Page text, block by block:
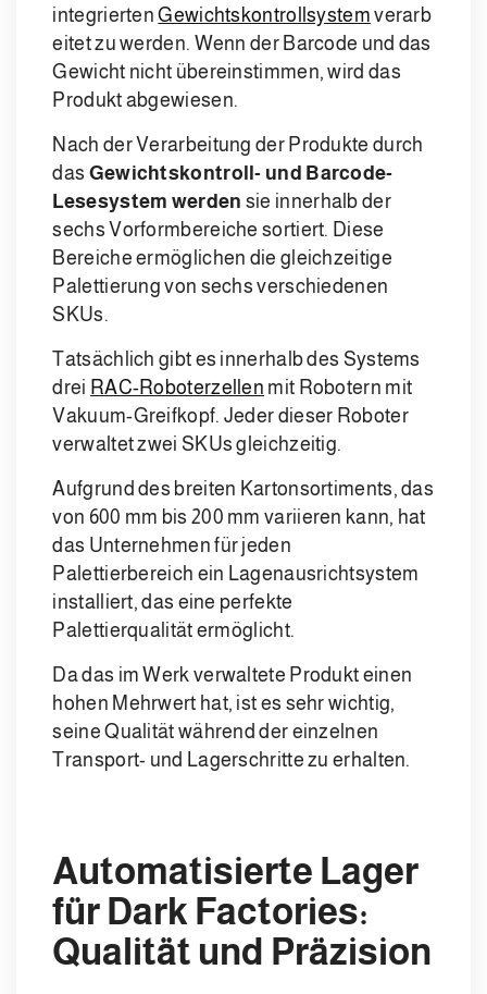
integriertenGewichtskontrollsystem verarb
eitet zu werden. Wenn der Barcode und das
Gewicht nicht übereinstimmen, wird das
Produkt abgewiesen.
Nach der Verarbeitung der Produkte durch
das Gewichtskontroll- und Barcode-
Lesesystem werden sie innerhalb der
sechs Vorformbereiche sortiert. Diese
Bereiche ermöglichen die gleichzeitige
Palettierung von sechs verschiedenen
SKUs.
Tatsächlich gibt es innerhalb des Systems
drei RAC-Roboterzellen mit Robotern mit
Vakuum-Greifkopf. Jeder dieser Roboter
verwaltet zwei SKUs gleichzeitig.
Aufgrund des breiten Kartonsortiments, das
von 600 mm bis 200 mm variieren kann, hat
das Unternehmen für jeden
Palettierbereich ein Lagenausrichtsystem
installiert, das eine perfekte
Palettierqualität ermöglicht.
Da das im Werk verwaltete Produkt einen
hohen Mehrwert hat, ist es sehr wichtig,
seine Qualität während der einzelnen
Transport- und Lagerschritte zu erhalten.
Automatisierte Lager
für Dark Factories:
Qualität und Präzision